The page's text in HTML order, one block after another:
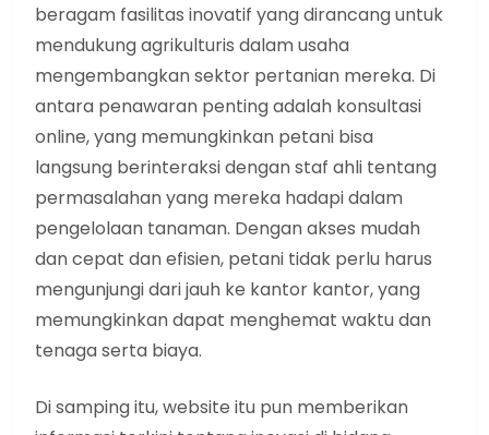
beragam fasilitas inovatif yang dirancang untuk
mendukung agrikulturis dalam usaha
mengembangkan sektor pertanian mereka. Di
antara penawaran penting adalah konsultasi
online, yang memungkinkan petani bisa
langsung berinteraksi dengan staf ahli tentang
permasalahan yang mereka hadapi dalam
pengelolaan tanaman. Dengan akses mudah
dan cepat dan efisien, petani tidak perlu harus
mengunjungi dari jauh ke kantor kantor, yang
memungkinkan dapat menghemat waktu dan
tenaga serta biaya.
Di samping itu, website itu pun memberikan